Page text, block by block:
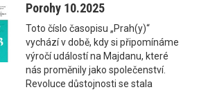
Porohy 10.2025
Toto číslo časopisu „Prah(y)“
vychází v době, kdy si připomínáme
výročí událostí na Majdanu, které
nás proměnily jako společenství.
Revoluce důstojnosti se stala